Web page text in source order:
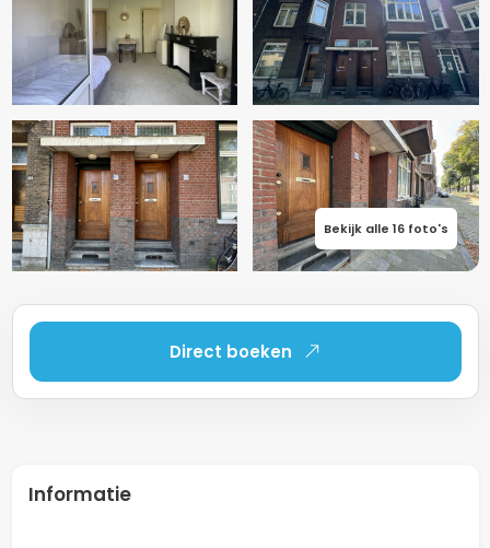
Bekijk alle 16 foto's
Informatie
Direct boeken